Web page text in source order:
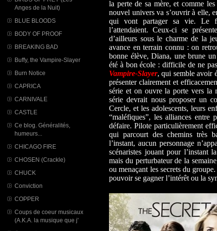
Anges de la Nuit)
BLUE BLOODS
BODY OF PROOF
BREAKING BAD
Buffy, the Vampire-Slayer
Burn Notice
CAPRICA
CARNIVALE
CASTLE
Ce blog. Généralités,
humeurs...
CHICAGO FIRE
CHOSEN (Crackle)
CHUCK
Conviction
COPPER
Coups de coeur musicaux
(A.K.A. la musique que j'
la perte de sa mère, et comme
nouvel univers va s’ouvrir à elle,
qui vont partager sa vie. Le
l’attendaient. Ceux-ci se
d’ailleurs sous le charme de la
avance en terrain connu : on
bonne élève, Diana, une brune
été à bon école : difficile de ne
Vampire-Slayer, qui semble avoir
présenter clairement et
série et on ouvre la porte vers
série devrait nous proposer un
Cercle, et les adolescents, leurs
“maléfiques”, les alliances entre
défaire. Pilote particulièrement
qui parcourt des chemins très
l’instant, aucun personnage
scénaristes jouant pour l’instant
mais du perturbateur de la
ou menaçant les secrets du
pouvoir se gagner l’intérêt ou la